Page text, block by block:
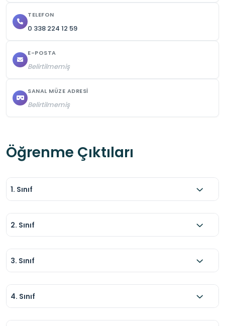
TELEFON
0 338 224 12 59
E-POSTA
Belirtilmemiş
SANAL MÜZE ADRESI
Belirtilmemiş
Öğrenme Çıktıları
1. Sınıf
2. Sınıf
3. Sınıf
4. Sınıf